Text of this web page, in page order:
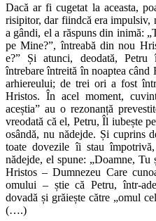
Dacă ar fi cugetat la aceasta,
risipitor, dar fiindcă era impulsiv,
a gândi, el a răspuns din inimă:
pe Mine?”, întreabă din nou
e?” Și atunci, deodată, Petru
întrebare întreită în noaptea când
arhiereului; de trei ori a fost
Hristos. În acel moment,
aceștia” au o rezonanță
vreodată că el, Petru, Îl iubește
osândă, nu nădejde. Și cuprins
toate dovezile îi stau
nădejde, el spune: „Doamne,
Hristos – Dumnezeu Care
omului – știe că Petru, într-
dovadă și grăiește către „omul
(….)